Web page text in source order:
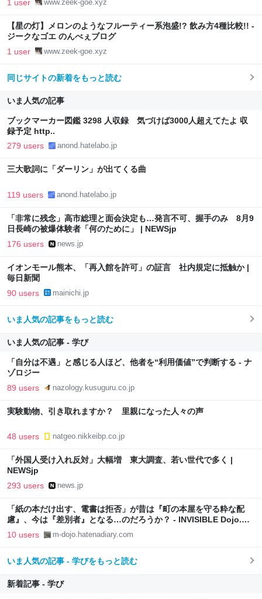
1 user www.zeek-goe.xyz
【星の灯】メロンのようなフルーティー系泡盛!? 飲み方4種比較!! -
ジークなゴエ のんべぇブログ
1 user www.zeek-goe.xyz
同じサイトの新着をもっと読む
いま人気の記事
ブックマーカー図鑑 3298 人収録 気づけば3000人超えてたよ 収
録予定 http..
279 users anond.hatelabo.jp
三大歌詞に「ダーリン」が出てくる曲
119 users anond.hatelabo.jp
「非常に残念」高市総理と面会決定も…発言不可、握手のみ 8月9
日長崎の被爆体験者「何のために」 | NEWSjp
176 users news.jp
イオンモール熊本、「再入館を許可」の証言 社内規定に抵触か |
毎日新聞
90 users mainichi.jp
いま人気の記事をもっと読む
いま人気の記事 - 学び
「自分は不遇」と感じる人ほど、他者を“利用価値”で判断する - ナ
ゾロジー
89 users nazology.kusuguru.co.jp
実験動物、引き取れますか？ 里親になった人々の声
48 users natgeo.nikkeibp.co.jp
「外国人受け入れ反対」大幅増 東大調査、若い世代で多く |
NEWSjp
293 users news.jp
「紙の本だけ出す、電書は拒否」が昔は『町の本屋を守る粋な配
慮』、今は『差別者』となる…のだろうか？ - INVISIBLE Dojo.
ーQUIET & COLORFUL PLACE-
10 users m-dojo.hatenadiary.com
いま人気の記事 - 学びをもっと読む
新着記事 - 学び